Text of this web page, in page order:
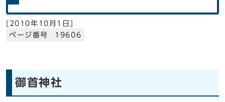
[ 2010年10月1日 ]
ページ番号 19606
御首神社